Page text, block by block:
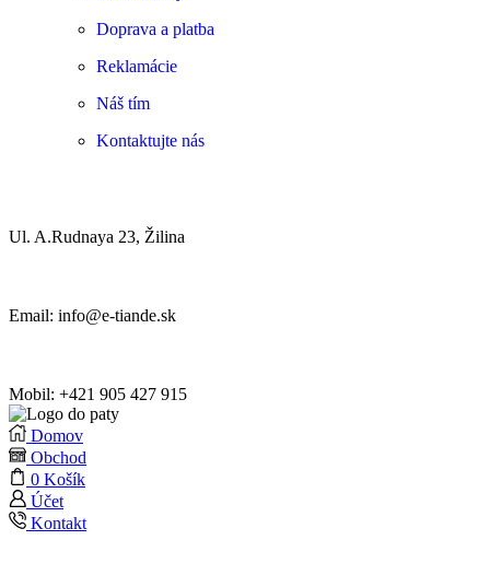
Doprava a platba
Reklamácie
Náš tím
Kontaktujte nás
Ul. A.Rudnaya 23, Žilina
Email: info@e-tiande.sk
Mobil: +421 905 427 915
Domov
Obchod
0 Košík
Účet
Kontakt